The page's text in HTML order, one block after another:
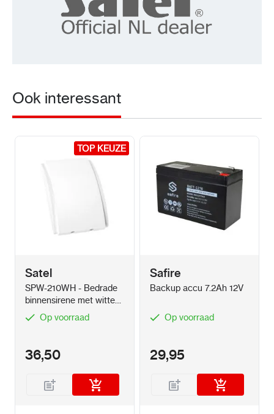
Ook interessant
TOP KEUZE
TOP KEUZE
Satel
SPW-210WH - Bedrade
binnensirene met witte
omlijsting
Op voorraad
36,50
Safire
Backup accu 7.2Ah 12V
Op voorraad
29,95